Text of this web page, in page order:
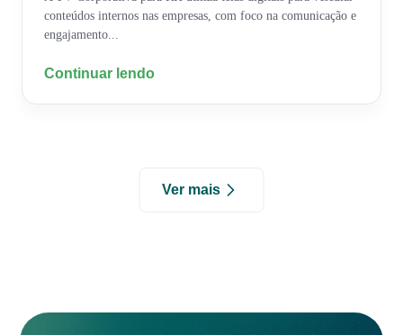
Ver mais
conteúdos internos nas empresas, com foco na comunicação e
engajamento...
Continuar lendo